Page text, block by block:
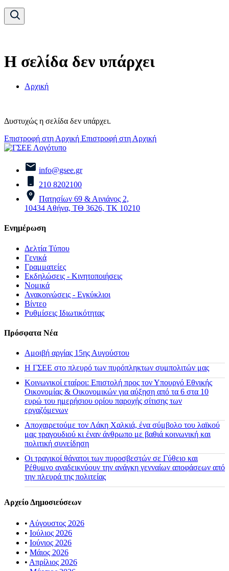
Η σελίδα δεν υπάρχει
Αρχική
Δυστυχώς η σελίδα δεν υπάρχει.
Επιστροφή στη Αρχική Επιστροφή στη Αρχική
info@gsee.gr
210 8202100
Πατησίων 69 & Αινιάνος 2,
10434 Αθήνα, ΤΘ 3626, ΤΚ 10210
Ενημέρωση
Δελτία Τύπου
Γενικά
Γραμματείες
Εκδηλώσεις - Κινητοποιήσεις
Νομικά
Ανακοινώσεις - Εγκύκλιοι
Βίντεο
Ρυθμίσεις Ιδιωτικότητας
Πρόσφατα Νέα
Αμοιβή αργίας 15ης Αυγούστου
H ΓΣΕΕ στο πλευρό των πυρόπληκτων συμπολιτών μας
Κοινωνικοί εταίροι: Επιστολή προς τον Υπουργό Εθνικής
Οικονομίας & Οικονομικών για αύξηση από τα 6 στα 10
ευρώ του ημερήσιου ορίου παροχής σίτισης των
εργαζόμενων
Αποχαιρετούμε τον Λάκη Χαλκιά, ένα σύμβολο του λαϊκού
μας τραγουδιού κι έναν άνθρωπο με βαθιά κοινωνική και
πολιτική συνείδηση
Οι τραγικοί θάνατοι των πυροσβεστών σε Γύθειο και
Ρέθυμνο αναδεικνύουν την ανάγκη γενναίων αποφάσεων από
την πλευρά της πολιτείας
Αρχείο Δημοσιεύσεων
• Αύγουστος 2026
• Ιούλιος 2026
• Ιούνιος 2026
• Μάιος 2026
• Απρίλιος 2026